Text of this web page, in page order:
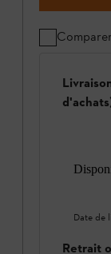
Comparer
Date de
Retrait